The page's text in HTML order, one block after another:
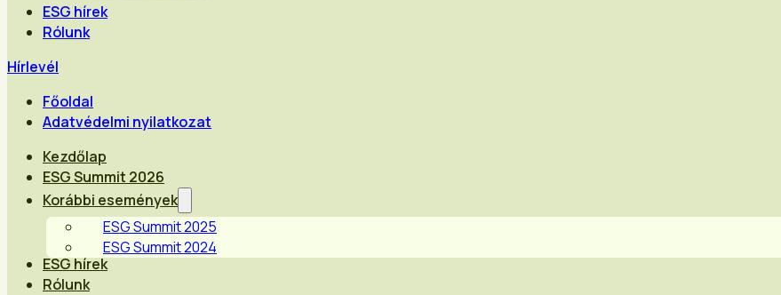
ESG hírek
Rólunk
Hírlevél
Főoldal
Adatvédelmi nyilatkozat
Kezdőlap
ESG Summit 2026
Korábbi események
ESG Summit 2025
ESG Summit 2024
ESG hírek
Rólunk